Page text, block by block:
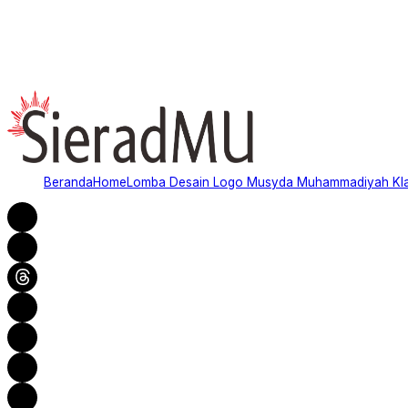
BerandaHomeLomba Desain Logo Musyda Muhammadiyah